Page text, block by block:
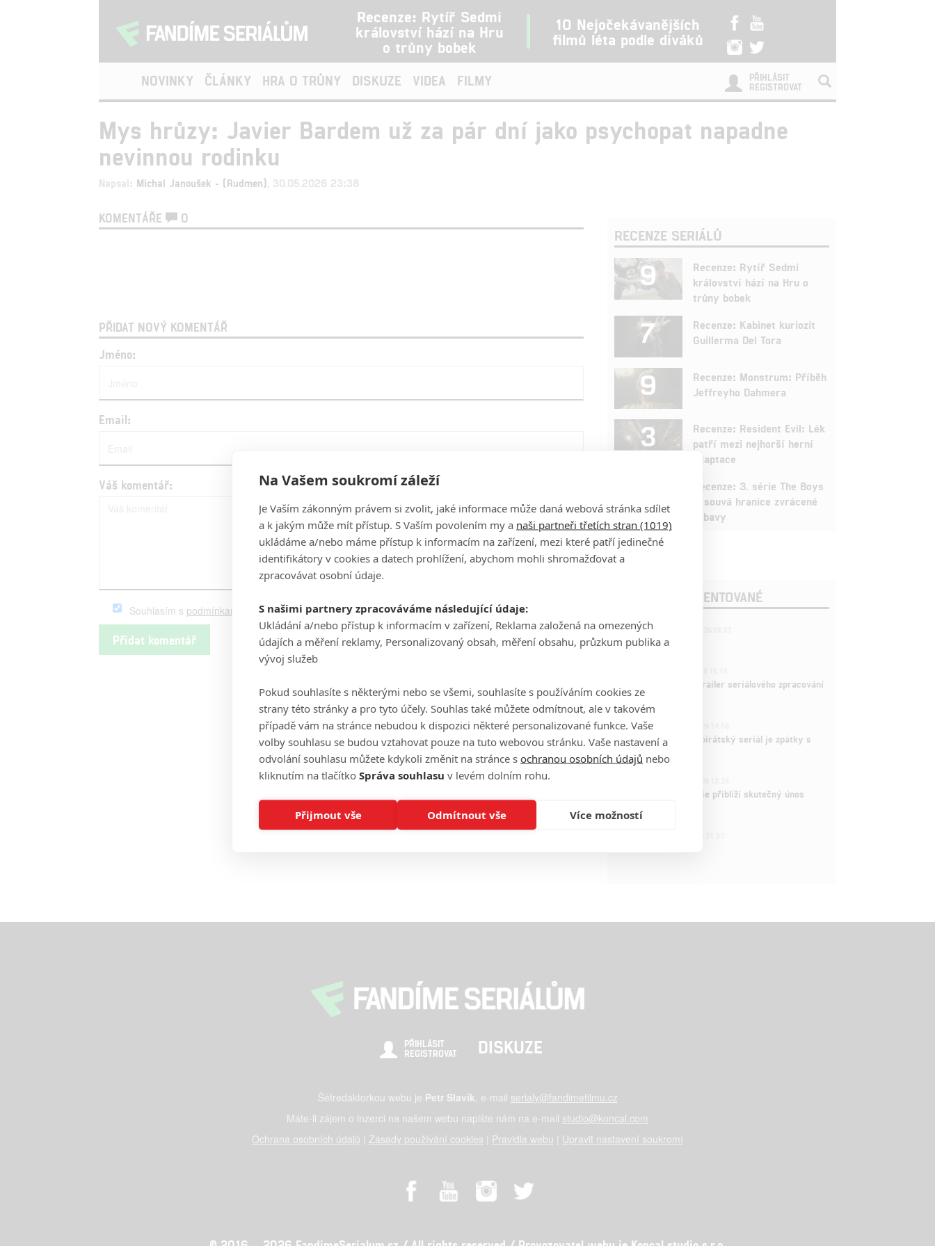
Recenze: Rytíř Sedmi
království hází na Hru
o trůny bobek
10 Nejočekávanějších
filmů léta podle diváků
NOVINKY ČLÁNKY HRA O TRŮNY DISKUZE VIDEA FILMY
PŘIHLÁSIT
REGISTROVAT
Mys hrůzy: Javier Bardem už za pár dní jako psychopat napadne
nevinnou rodinku
Napsal: Michal Janoušek - (Rudmen) , 30.05.2026 23:38
KOMENTÁŘE 0
PŘIDAT NOVÝ KOMENTÁŘ
Jméno:
Email:
Váš komentář:
Souhlasím s podmínkami serveru FandimeFilmu.cz
RECENZE SERIÁLŮ
9
Recenze: Rytíř Sedmi
království hází na Hru o
trůny bobek
7
Recenze: Kabinet kuriozit
Guillerma Del Tora
9
Recenze: Monstrum: Příběh
Jeffreyho Dahmera
3
Recenze: Resident Evil: Lék
patří mezi nejhorší herní
adaptace
Recenze: 3. série The Boys
posouvá hranice zvrácené
zábavy
POSLEDNÍ KOMENTOVANÉ
221
拆彈專家
Harry Potter: První trailer seriálového zpracování
je venku
3ČLÁNEK | 15.03.2026 14:56
One Piece: Oblíbený pirátský seriál je zpátky s
novými epizodami
Nová dramatická série přiblíží skutečný únos
PŘIHLÁSIT
REGISTROVAT
DISKUZE
Šéfredaktorkou webu je Petr Slavík, e-mail serialy@fandimefilmu.cz
Máte-li zájem o inzerci na našem webu napište nám na e-mail studio@koncal.com
Ochrana osobních údajů
Zásady používání cookies Pravidla webu Upravit nastavení soukromí
Na Vašem soukromí záleží
Je Vaším zákonným právem si zvolit, jaké informace může daná webová stránka sdílet
a k jakým může mít přístup. S Vaším povolením my a naši partneři třetích stran (1019)
ukládáme a/nebo máme přístup k informacím na zařízení, mezi které patří jedinečné
identifikátory v cookies a datech prohlížení, abychom mohli shromažďovat a
zpracovávat osobní údaje.
S našimi partnery zpracováváme následující údaje:
Ukládání a/nebo přístup k informacím v zařízení, Reklama založená na omezených
údajích a měření reklamy, Personalizovaný obsah, měření obsahu, průzkum publika a
vývoj služeb
Pokud souhlasíte s některými nebo se všemi, souhlasíte s používáním cookies ze
strany této stránky a pro tyto účely. Souhlas také můžete odmítnout, ale v takovém
případě vám na stránce nebudou k dispozici některé personalizované funkce. Vaše
volby souhlasu se budou vztahovat pouze na tuto webovou stránku. Vaše nastavení a
odvolání souhlasu můžete kdykoli změnit na stránce s ochranou osobních údajů nebo
kliknutím na tlačítko Správa souhlasu v levém dolním rohu.
Přijmout vše Odmítnout vše Více možností